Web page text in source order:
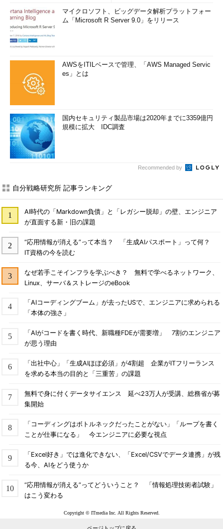
マイクロソフト、ビッグデータ解析プラットフォー
ム「Microsoft R Server 9.0」をリリース
AWSをITILベースで管理、「AWS Managed Servic
es」とは
国内セキュリティ製品市場は2020年までに3359億円
規模に拡大 IDC調査
Recommended by
自分戦略研究所 記事ランキング
AI時代の「Markdown負債」と「レガシー脱却」の壁、エンジニア
が直面する新・旧の課題
“応用情報が消える”って本当？ 「生成AIパスポート」って何？
IT資格の今を読む
なぜ若手こそインフラを学ぶべき？ 無料で学べるネットワーク、
Linux、サーバ＆ストレージのeBook
「AIコーディングブーム」が去ったUSで、エンジニアに求められる
「本体の強さ」
「AIがコードを書く時代、新職種FDEが需要増」 7割のエンジニア
が思う理由
「出社中心」「生成AIほぼ必須」が4割超 企業がITフリーランス
を求める本当の目的と「三重苦」の課題
無料で身に付くデータサイエンス 延べ23万人が受講、総務省が募
集開始
「コーディングはボトルネックだったことがない」「ループを書く
ことが仕事になる」 今エンジニアに必要な視点
「Excel好き」では進化できない、「Excel/CSVでデータ連携」が残
る今、AIをどう使うか
“応用情報が消える”ってどういうこと？ 「情報処理技術者試験」
はこう変わる
Copyright © ITmedia Inc. All Rights Reserved.